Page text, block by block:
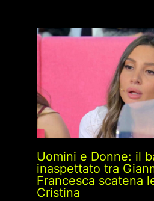
Uomini e Donne: il
inaspettato tra
Francesca scatena
Cristina